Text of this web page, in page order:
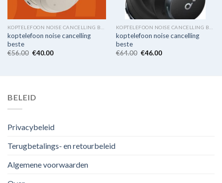
koptelefoon noise cancelling
beste
€56.00 €40.00
koptelefoon noise cancelling
beste
€64.00 €46.00
BELEID
Privacybeleid
Terugbetalings- en retourbeleid
Algemene voorwaarden